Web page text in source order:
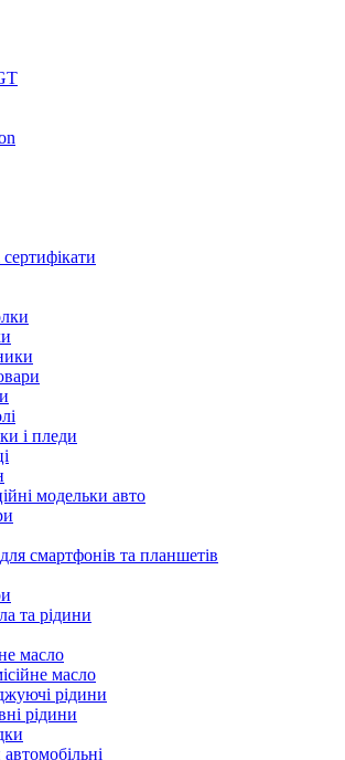
і пледи
модельки авто
смартфонів та планшетів
та рідини
масло
масло
рідини
рідини